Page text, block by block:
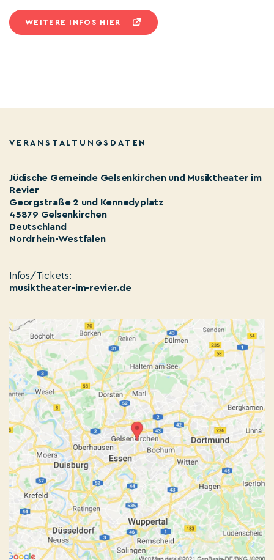
WEITERE INFOS HIER
VERANSTALTUNGSDATEN
Jüdische Gemeinde Gelsenkirchen und Musiktheater im
Revier
Georgstraße 2 und Kennedyplatz
45879 Gelsenkirchen
Deutschland
Nordrhein-Westfalen
Infos/Tickets:
musiktheater-im-revier.de